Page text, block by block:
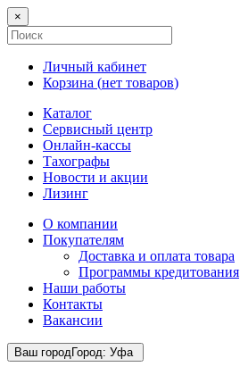
×
Личный кабинет
Корзина (нет товаров)
Каталог
Сервисный центр
Онлайн-кассы
Тахографы
Новости и акции
Лизинг
О компании
Покупателям
Доставка и оплата товара
Программы кредитования
Наши работы
Контакты
Вакансии
Ваш городГород: Уфа